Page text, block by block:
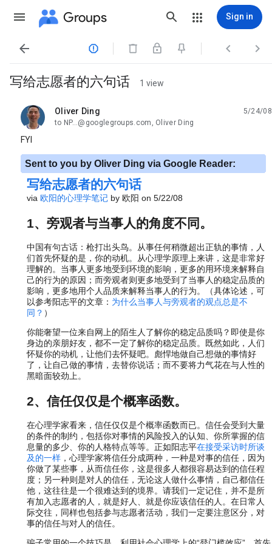
Groups Sign in
   
写给志愿者的六句话 1 view
Oliver Ding
unread,
5/24/08
to NP...@googlegroups.com, Oliver Ding
FYI
Sent to you by Oliver Ding via Google Reader:
写给志愿者的六句话
via 欧阳的心理学笔记 by 欧阳 on 5/22/08
1、旁观者与当事人的角度不同。
中国有句古话：枪打出头鸟。从事任何稍微超出正轨的事情，人
们首先怀疑的是，你的动机。从心理学原理上来讲，这是非常好
理解的。当事人更多地受到环境的影响，更多的用环境来解释自
己的行为的原因；而旁观者则更多地受到了当事人的稳定品质的
影响，更多地用个人品质来解释当事人的行为。（具体论述，可
以参考阳志平的文章： 为什么当事人与旁观者的观点总是不
同？ ）
你能奢望一位来自网上的陌生人了解你的稳定品质吗？即使是你
身边的亲朋好友，都不一定了解你的稳定品质。既然如此，人们
怀疑你的动机，让他们去怀疑吧。彪悍地做自己想做的事情好
了，让自己做的事情，去替你说话；而不要将力气花在与人性的
黑暗面较劲上。
2、信任仅仅是个概率函数。
在心理学家看来，信任仅仅是个概率函数而已。信任会受到大量
的条件的制约，包括你对事情的风险投入的认知、你所掌握的信
息量的多少、你的人格特点等等。正如阳志平在接受采访时所谈
及的一样 ，心理学家将信任分成两种，一种是对事的信任，因为
你做了某些事，从而信任你，这是很多人都很容易达到的信任程
度；另一种则是对人的信任，无论这人做什么事情，自己都信任
他，这往往是一个很难达到的境界。请我们一定记住，并不是所
有加入志愿者的人，就是好人、就是你应该信任的人。在日常人
际交往，同样也包括参与志愿者活动，我们一定要注意区分，对
事的信任与对人的信任。